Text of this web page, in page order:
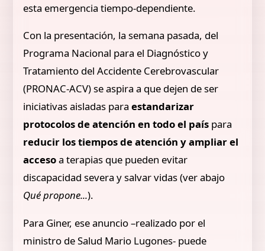
esta emergencia tiempo-dependiente.
Con la presentación, la semana pasada, del
Programa Nacional para el Diagnóstico y
Tratamiento del Accidente Cerebrovascular
(PRONAC-ACV) se aspira a que dejen de ser
iniciativas aisladas paraestandarizar
protocolos de atención en todo el país para
reducir los tiempos de atención y ampliar el
accesoa terapias que pueden evitar
discapacidad severa y salvar vidas (ver abajo
Qué propone...).
Para Giner, ese anuncio –realizado por el
ministro de Salud Mario Lugones- puede